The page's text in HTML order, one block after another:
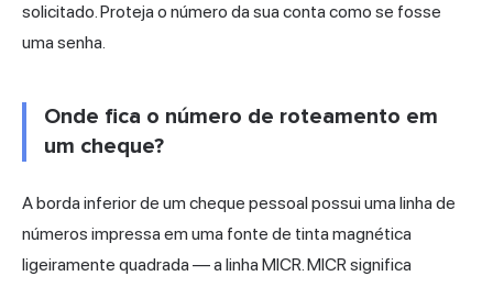
solicitado. Proteja o número da sua conta como se fosse
uma senha.
Onde fica o número de roteamento em
um cheque?
A borda inferior de um cheque pessoal possui uma linha de
números impressa em uma fonte de tinta magnética
ligeiramente quadrada — a linha MICR. MICR significa